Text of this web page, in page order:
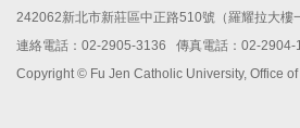
242062新北市新莊區中正路510號（羅耀拉大樓
連絡電話：02-2905-3136 傳真電話：02-2904-
Copyright © Fu Jen Catholic University, Office